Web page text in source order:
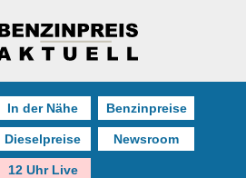
In der Nähe Benzinpreise
Dieselpreise Newsroom
12 Uhr Live